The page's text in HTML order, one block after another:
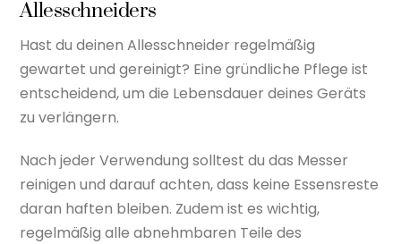
Allesschneiders
Hast du deinen Allesschneider regelmäßig
gewartet und gereinigt? Eine gründliche Pflege ist
entscheidend, um die Lebensdauer deines Geräts
zu verlängern.
Nach jeder Verwendung solltest du das Messer
reinigen und darauf achten, dass keine Essensreste
daran haften bleiben. Zudem ist es wichtig,
regelmäßig alle abnehmbaren Teile des